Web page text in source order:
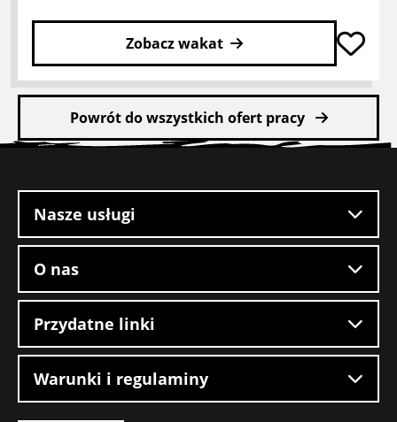
Zobacz wakat
Przeczytaj
więcej
Kierowca
Hazeldonk
Powrót do wszystkich ofert pracy
witryny
Nasze usługi
O nas
Przydatne linki
Warunki i regulaminy